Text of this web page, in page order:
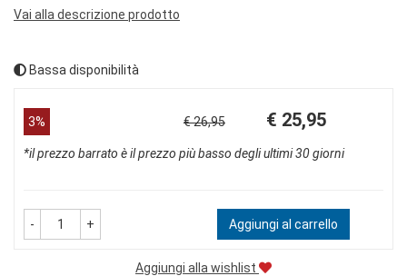
Vai alla descrizione prodotto
Bassa disponibilità
Sconto
del
3% € 26,95
Prezzo
scontato
€ 25,95
*il prezzo barrato è il prezzo più basso degli ultimi 30 giorni
- + Aggiungi al carrello
Aggiungi alla wishlist